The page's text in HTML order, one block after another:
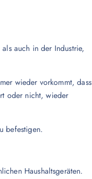
auch in der Industrie,
wieder vorkommt, dass
oder nicht, wieder
befestigen.
Haushaltsgeräten.